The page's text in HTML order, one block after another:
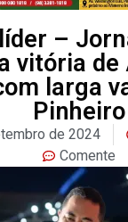
–
vitória de
larga
Pinheiro
de 2024
Comente